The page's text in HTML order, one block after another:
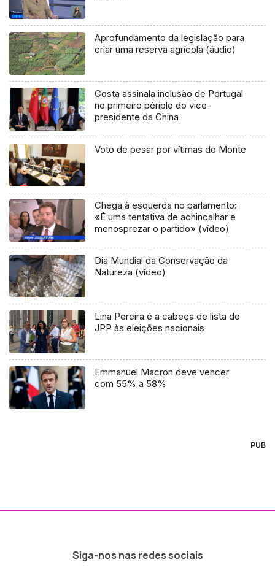
Aprofundamento da legislação para
criar uma reserva agrícola (áudio)
Costa assinala inclusão de Portugal
no primeiro périplo do vice-
presidente da China
Voto de pesar por vítimas do Monte
Chega à esquerda no parlamento:
«É uma tentativa de achincalhar e
menosprezar o partido» (vídeo)
Dia Mundial da Conservação da
Natureza (vídeo)
Lina Pereira é a cabeça de lista do
JPP às eleições nacionais
Emmanuel Macron deve vencer
com 55% a 58%
PUB
Siga-nos nas redes sociais